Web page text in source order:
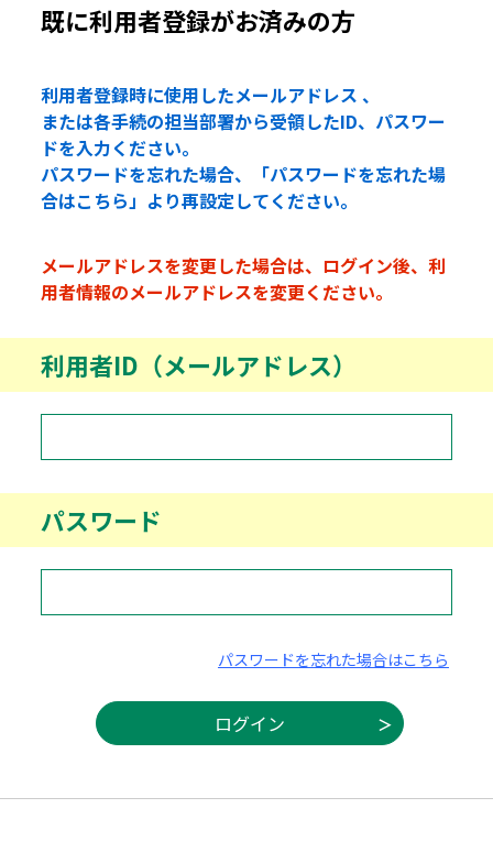
既に利用者登録がお済みの方
利用者登録時に使用したメールアドレス 、
または各手続の担当部署から受領したID、パスワー
ドを入力ください。
パスワードを忘れた場合、「パスワードを忘れた場
合はこちら」より再設定してください。
メールアドレスを変更した場合は、ログイン後、利
用者情報のメールアドレスを変更ください。
利用者ID（メールアドレス）
パスワード
パスワードを忘れた場合はこちら